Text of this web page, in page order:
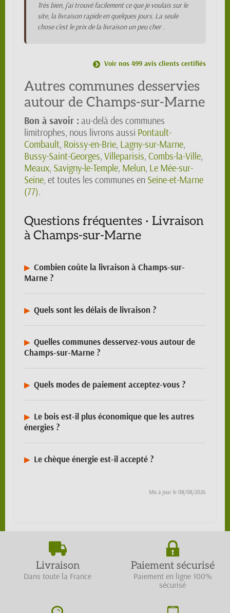
Très bien, j'ai trouvé facilement ce que je voulais sur le
site, la livraison rapide en quelques jours. La seule
chose c'est le prix de la livraison un peu cher .
Voir nos 499 avis clients certifiés
Autres communes desservies
autour de Champs-sur-Marne
Bon à savoir : au-delà des communes
limitrophes, nous livrons aussi Pontault-
Combault, Roissy-en-Brie, Lagny-sur-Marne,
Bussy-Saint-Georges, Villeparisis, Combs-la-Ville,
Meaux, Savigny-le-Temple, Melun, Le Mée-sur-
Seine, et toutes les communes en Seine-et-Marne
(77).
Questions fréquentes · Livraison
à Champs-sur-Marne
Combien coûte la livraison à Champs-sur-
Marne ?
Quels sont les délais de livraison ?
Quelles communes desservez-vous autour de
Champs-sur-Marne ?
Quels modes de paiement acceptez-vous ?
Le bois est-il plus économique que les autres
énergies ?
Le chèque énergie est-il accepté ?
Mis à jour le 08/08/2026
Livraison
Dans toute la France
Paiement sécurisé
Paiement en ligne 100%
sécurisé